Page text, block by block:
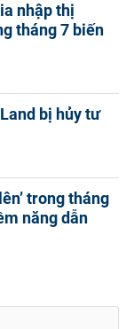
nhập thị
tháng 7 biến
bị hủy tư
trong tháng
năng dẫn